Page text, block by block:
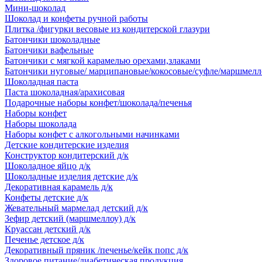
Мини-шоколад
Шоколад и конфеты ручной работы
Плитка /фигурки весовые из кондитерской глазури
Батончики шоколадные
Батончики вафельные
Батончики с мягкой карамелью орехами,злаками
Батончики нуговые/ марципановые/кокосовые/суфле/
Шоколадная паста
Паста шоколадная/арахисовая
Подарочные наборы конфет/шоколада/печенья
Наборы конфет
Наборы шоколада
Наборы конфет с алкогольными начинками
Детские кондитерские изделия
Конструктор кондитерский д/к
Шоколадное яйцо д/к
Шоколадные изделия детские д/к
Декоративная карамель д/к
Конфеты детские д/к
Жевательный мармелад детский д/к
Зефир детский (маршмеллоу) д/к
Круассан детский д/к
Печенье детское д/к
Декоративный пряник /печенье/кейк попс д/к